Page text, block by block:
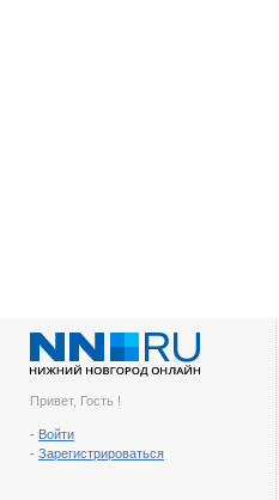
Привет, Гость !
- Войти
- Зарегистрироваться